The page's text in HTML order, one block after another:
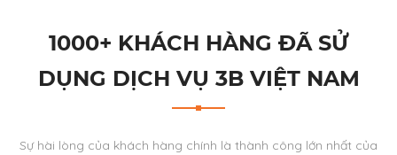
1000+ KHÁCH HÀNG ĐÃ SỬ
DỤNG DỊCH VỤ 3B VIỆT NAM
Sự hài lòng của khách hàng chính là thành công lớn nhất của